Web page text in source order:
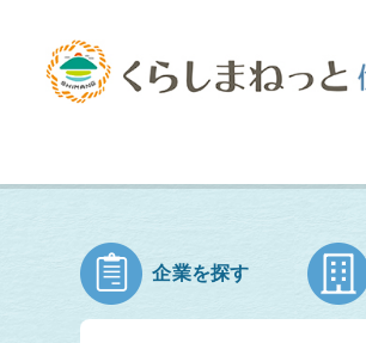
企業を探す